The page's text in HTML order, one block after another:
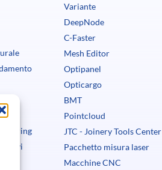
Variante
DeepNode
C-Faster
Mesh Editor
Optipanel
Opticargo
BMT
Pointcloud
JTC - Joinery Tools Center
Pacchetto misura laser
Macchine CNC